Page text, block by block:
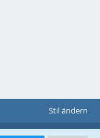
Stil ändern